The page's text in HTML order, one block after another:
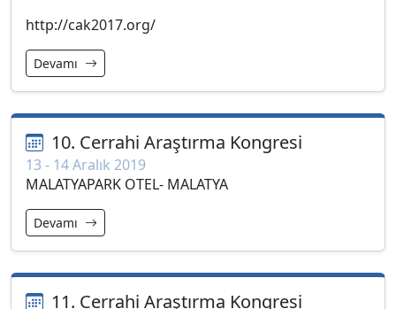
http://cak2017.org/
Devamı
10. Cerrahi Araştırma Kongresi
13 - 14 Aralık 2019
MALATYAPARK OTEL- MALATYA
Devamı
11. Cerrahi Araştırma Kongresi